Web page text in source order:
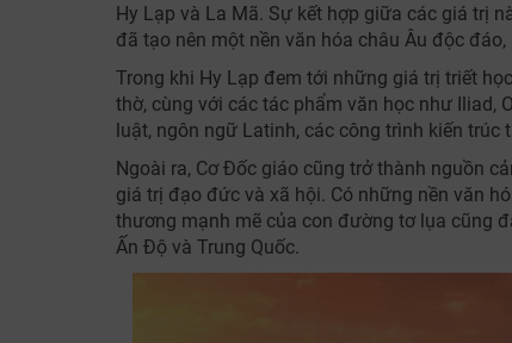
Hy Lạp và La Mã. Sự kết hợp giữa các giá trị
đã tạo nên một nền văn hóa châu Âu độc
Trong khi Hy Lạp đem tới những giá trị triết
thờ, cùng với các tác phẩm văn học như Iliad,
luật, ngôn ngữ Latinh, các công trình kiến
Ngoài ra, Cơ Đốc giáo cũng trở thành nguồn
giá trị đạo đức và xã hội. Có những nền văn
thương mạnh mẽ của con đường tơ lụa cũng
Ấn Độ và Trung Quốc.